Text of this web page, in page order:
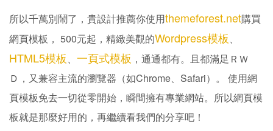
所以千萬別鬧了，貴設計推薦你使用themeforest.net購買
網頁模板， 500元起，精緻美觀的Wordpress模板、
HTML5模板、 一頁式模板 ，通通都有。且都滿足ＲＷ
Ｄ，又兼容主流的瀏覽器（如Chrome、Safari）。 使用網
頁模板免去一切從零開始，瞬間擁有專業網站。所以網頁模
板就是那麼好用的，再繼續看我們的分享吧！